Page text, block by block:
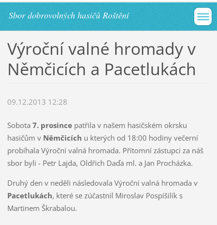
Sbor dobrovolných hasičů Roštění
Výroční valné hromady v
Němčicích a Pacetlukách
09.12.2013 12:28
Sobota 7. prosincepatřila v našem hasičském okrsku
hasičům v Němčicích u kterých od 18:00 hodiny večerní
probíhala Výroční valná hromada. Přítomní zástupci za náš
sbor byli - Petr Lajda, Oldřich Daďa ml. a Jan Procházka.
Druhý den v neděli následovala Výroční valná hromada v
Pacetlukách, které se zúčastnil Miroslav Pospíšilík s
Martinem Škrabalou.